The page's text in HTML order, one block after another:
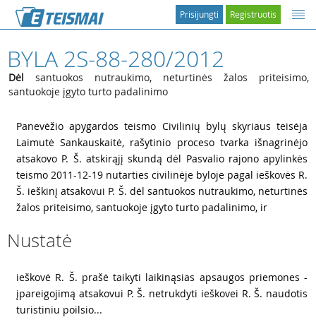
Registruotis
Prisijungti
BYLA 2S-88-280/2012
Dėl santuokos nutraukimo, neturtinės žalos priteisimo,
santuokoje įgyto turto padalinimo
Panevėžio apygardos teismo Civilinių bylų skyriaus teisėja
Laimutė Sankauskaitė, rašytinio proceso tvarka išnagrinėjo
atsakovo P. Š. atskirąjį skundą dėl Pasvalio rajono apylinkės
teismo 2011-12-19 nutarties civilinėje byloje pagal ieškovės R.
Š. ieškinį atsakovui P. Š. dėl santuokos nutraukimo, neturtinės
žalos priteisimo, santuokoje įgyto turto padalinimo, ir
Nustatė
ieškovė R. Š. prašė taikyti laikinąsias apsaugos priemones -
įpareigojimą atsakovui P. Š. netrukdyti ieškovei R. Š. naudotis
turistiniu poilsio...